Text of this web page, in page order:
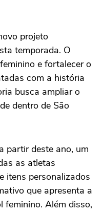
projeto
temporada. O
e fortalecer o
com a história
busca ampliar o
dentro de São
partir deste ano, um
as atletas
itens personalizados
que apresenta a
feminino. Além disso,